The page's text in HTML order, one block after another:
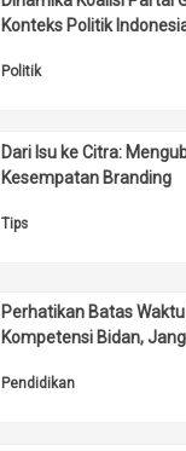
Konteks Politik
Politik
Dari Isu ke Citra:
Kesempatan Branding
Tips
Perhatikan Batas
Kompetensi Bidan,
Pendidikan